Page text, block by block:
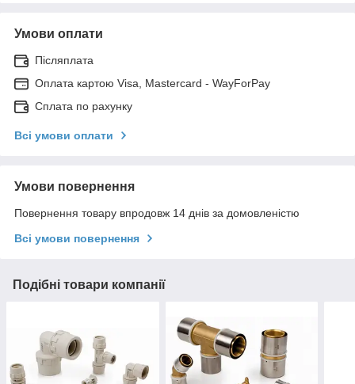
Умови оплати
Післяплата
Оплата картою Visa, Mastercard - WayForPay
Сплата по рахунку
Всі умови оплати
Умови повернення
Повернення товару впродовж 14 днів за домовленістю
Всі умови повернення
Подібні товари компанії